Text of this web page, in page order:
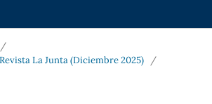
/
La Junta (Diciembre 2025)
/